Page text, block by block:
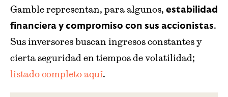
Gamble representan, para algunos, estabilidad
financiera y compromiso con sus accionistas.
Sus inversores buscan ingresos constantes y
cierta seguridad en tiempos de volatilidad;
listado completo aquí.